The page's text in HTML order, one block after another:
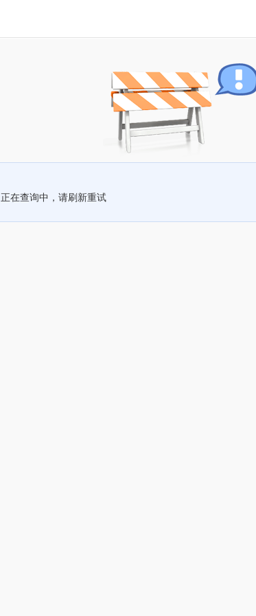
正在查询中，请刷新重试